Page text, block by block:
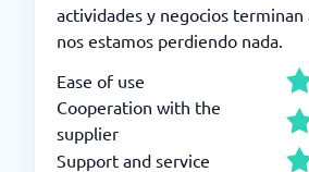
actividades y negocios terminan
nos estamos perdiendo nada.
Ease of use
Cooperation with the
supplier
Support and service